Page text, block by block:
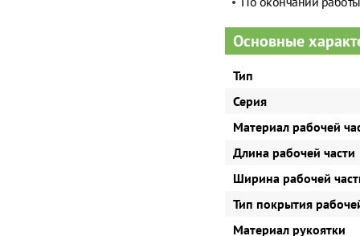
Основные
Тип
Серия
Материал рабочей
Длина рабочей части
Ширина рабочей
Тип покрытия
Материал рукоятки